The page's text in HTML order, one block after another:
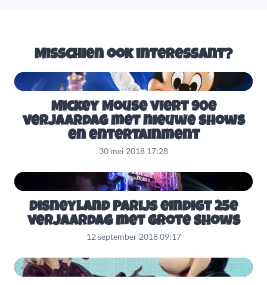
Misschien ook interessant?
Mickey Mouse viert 90e
verjaardag met nieuwe shows
en entertainment
30 mei 2018 17:28
Disneyland Parijs eindigt 25e
verjaardag met grote shows
12 september 2018 09:17